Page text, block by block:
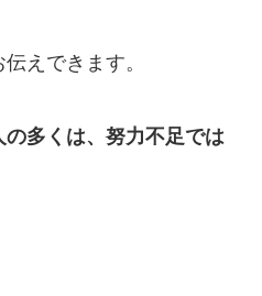
えできます。
多くは、努力不足では